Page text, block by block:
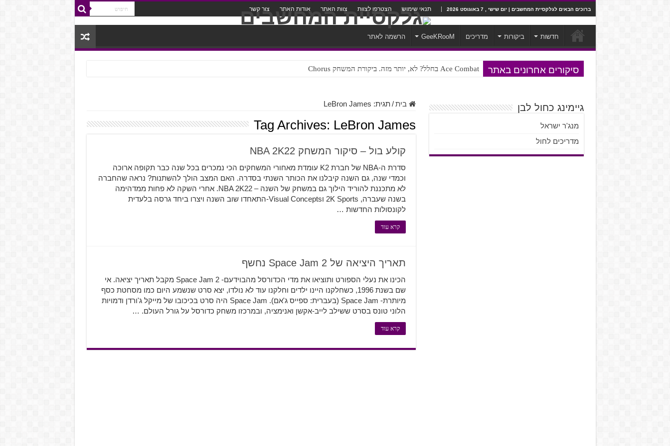
ברוכים הבאים לגלקסיית המחשבים | יום שישי , 7 באוגוסט 2026 תנאי שימוש הצטרפו לצוות צוות האתר אודות האתר צור קשר
חדשות ביקורות מדריכים GeeKRooM הרשמה לאתר
סיקורים אחרונים באתר Ace Combat בחלל? לא, יותר מזה. ביקורת המשחק Chorus
Steven Universe והשירים שתורגמו בצורה נוראית לעברית
בית / תגית: LeBron James
Tag Archives: LeBron James
קולע בול – סיקור המשחק NBA 2K22
סדרת ה-NBA של חברת K2 עומדת מאחורי המשחקים הכי נמכרים בכל שנה כבר תקופה ארוכה
וכמדי שנה, גם השנה קיבלנו את הכותר השנתי בסדרה. האם המצב הולך להשתנות? נראה שהחברה
לא מתכננת להוריד הילוך גם במשחק של השנה – NBA 2K22. אחרי השקה לא פחות ממדהימה
בשנה שעברה, 2K Sports וVisual Concepts-התאחדו שוב השנה ויצרו ביחד גרסה בלעדית
לקונסולות החדשות …
קרא עוד
תאריך היציאה של Space Jam 2 נחשף
הכינו את נעלי הספורט ותוציאו את מדי הכדורסל מהבוידעם- Space Jam 2 מקבל תאריך יציאה. אי
שם בשנת 1996, כשחלקנו היינו ילדים וחלקנו עוד לא נולדו, יצא סרט שנשמע היום כמו מסחטת כסף
מיותרת- Space Jam (בעברית: ספייס ג'אם). Space Jam היה סרט בכיכובו של מייקל ג'ורדן ודמויות
הלוני טונס בסרט ששילב לייב-אקשן ואנימציה, ובמרכזו משחק כדורסל על גורל העולם. …
קרא עוד
גיימינג כחול לבן
מנג'ר ישראל
מדריכים לחול